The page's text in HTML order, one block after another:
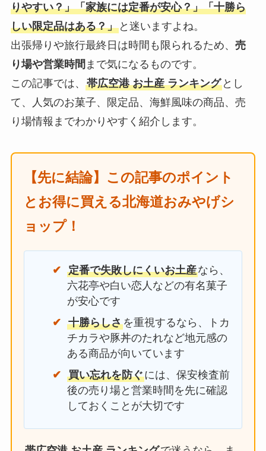
りやすい？」「家族には定番が安心？」「十勝ら
しい限定品はある？」と迷いますよね。
出張帰りや旅行最終日は時間も限られるため、 売
り場や営業時間 まで気になるものです。
この記事では、 帯広空港 お土産 ランキングとし
て、人気のお菓子、限定品、海鮮風味の商品、売
り場情報までわかりやすく紹介します。
【先に結論】この記事のポイント
とお得に買える北海道おみやげシ
ョップ！
定番で失敗しにくいお土産なら、
六花亭や白い恋人などの有名菓子
が安心です
十勝らしさを重視するなら、トカ
チカラや豚丼のたれなど地元感の
ある商品が向いています
買い忘れを防ぐには、保安検査前
後の売り場と営業時間を先に確認
しておくことが大切です